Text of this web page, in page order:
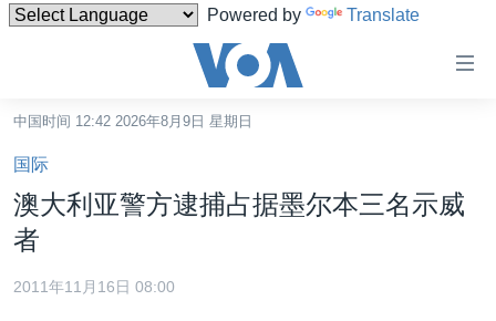
Powered by Translate
碍
链
接
跳
转
内
中国
中国时间 12:42 2026年8月9日 星期日
国际
澳大利亚警方逮捕占据墨尔本三名示威
者
2011年11月16日 08:00